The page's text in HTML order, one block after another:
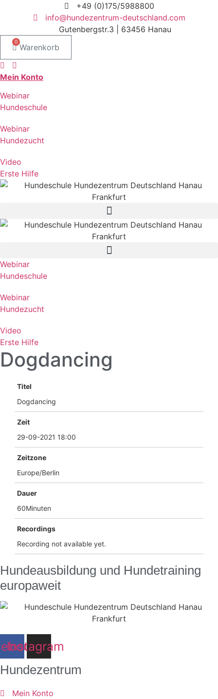
+49 (0)175/5988800
info@hundezentrum-deutschland.com
Gutenbergstr.3 | 63456 Hanau
0
Warenkorb
Mein Konto
Webinar
Hundeschule
Webinar
Hundezucht
Video
Erste Hilfe
Webinar
Hundeschule
Webinar
Hundezucht
Video
Erste Hilfe
Dogdancing
Titel
Dogdancing
Zeit
29-09-2021 18:00
Zeitzone
Europe/Berlin
Dauer
60Minuten
Recordings
Recording not available yet.
Hundeausbildung und Hundetraining
europaweit
Instagram
Hundezentrum
Mein Konto